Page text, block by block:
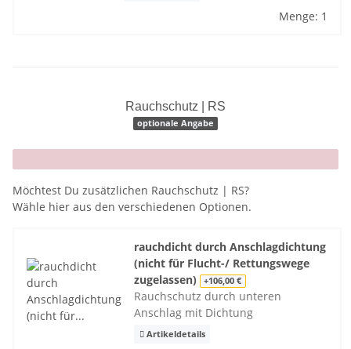
Menge: 1
Rauchschutz | RS
optionale Angabe
x
Möchtest Du zusätzlichen Rauchschutz | RS?
Wähle hier aus den verschiedenen Optionen.
rauchdicht durch Anschlagdichtung
(nicht für Flucht-/ Rettungswege
zugelassen) +106,00 €
Rauchschutz durch unteren
Anschlag mit Dichtung
Artikeldetails